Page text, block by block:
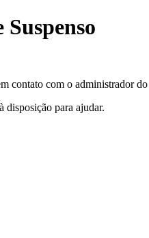
contato com o administrador
disposição para ajudar.